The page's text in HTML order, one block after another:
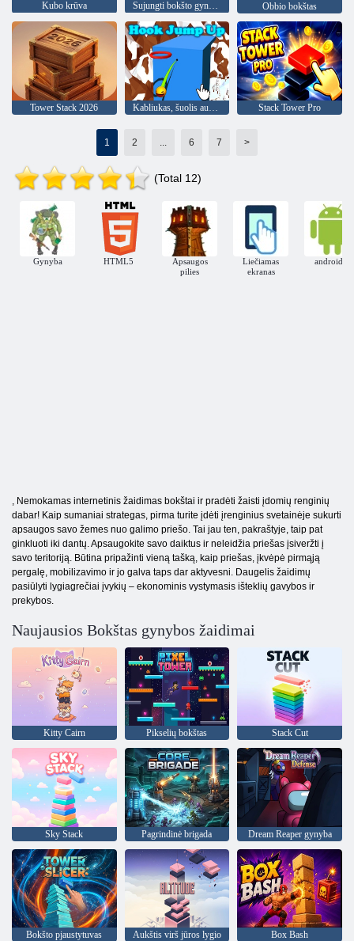
Kubo krūva Sujungti bokšto gynybą Obbio bokštas
Tower Stack 2026 Stack Tower Pro
1 2 6 7 >
(Total 12)
Gynyba HTML5
Apsaugos
pilies
Liečiamas
ekranas
androidas
, Nemokamas internetinis žaidimas bokštai ir pradėti žaisti įdomių renginių
dabar! Kaip sumaniai strategas, pirma turite įdėti įrenginius svetainėje sukurti
apsaugos savo žemes nuo galimo priešo. Tai jau ten, pakraštyje, taip pat
ginkluoti iki dantų. Apsaugokite savo daiktus ir neleidžia priešas įsiveržti į
savo teritoriją. Būtina pripažinti vieną tašką, kaip priešas, įkvėpė pirmąją
pergalę, mobilizavimo ir jo galva taps dar aktyvesni. Daugelis žaidimų
pasiūlyti lygiagrečiai įvykių – ekonominis vystymasis išteklių gavybos ir
prekybos.
Naujausios Bokštas gynybos žaidimai
Kitty Cairn Pikselių bokštas Stack Cut
Sky Stack Pagrindinė brigada Dream Reaper gynyba
Bokšto pjaustytuvas Aukštis virš jūros lygio Box Bash